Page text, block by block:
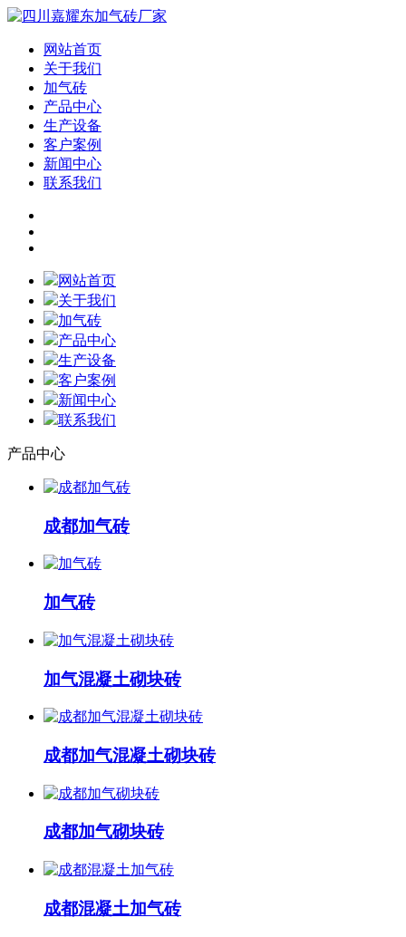
网站首页
关于我们
加气砖
产品中心
生产设备
客户案例
新闻中心
联系我们
网站首页
关于我们
加气砖
产品中心
生产设备
客户案例
新闻中心
联系我们
产品中心
成都加气砖
加气砖
加气混凝土砌块砖
成都加气混凝土砌块砖
成都加气砌块砖
成都混凝土加气砖